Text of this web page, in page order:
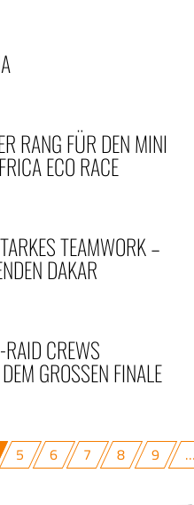
RANG FÜR DEN MINI
ECO RACE
TEAMWORK –
DAKAR
CREWS
GROSSEN FINALE
5 6 7 8 9